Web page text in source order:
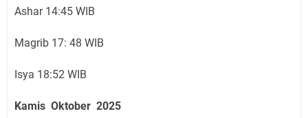
Ashar 14:45 WIB
Magrib 17: 48 WIB
Isya 18:52 WIB
Kamis Oktober 2025